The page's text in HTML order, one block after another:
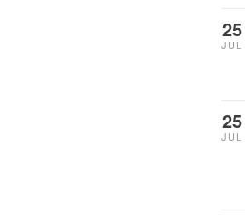
25
JUL
25
JUL